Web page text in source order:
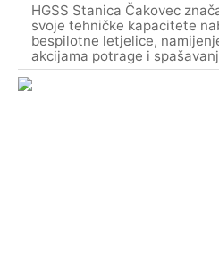
HGSS Stanica Čakovec
svoje tehničke kapacitete
bespilotne letjelice,
akcijama potrage i